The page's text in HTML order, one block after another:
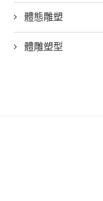
體態雕塑
體雕塑型